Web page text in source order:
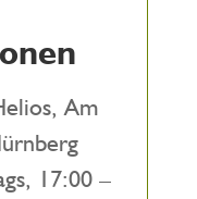
Am
17:00 –